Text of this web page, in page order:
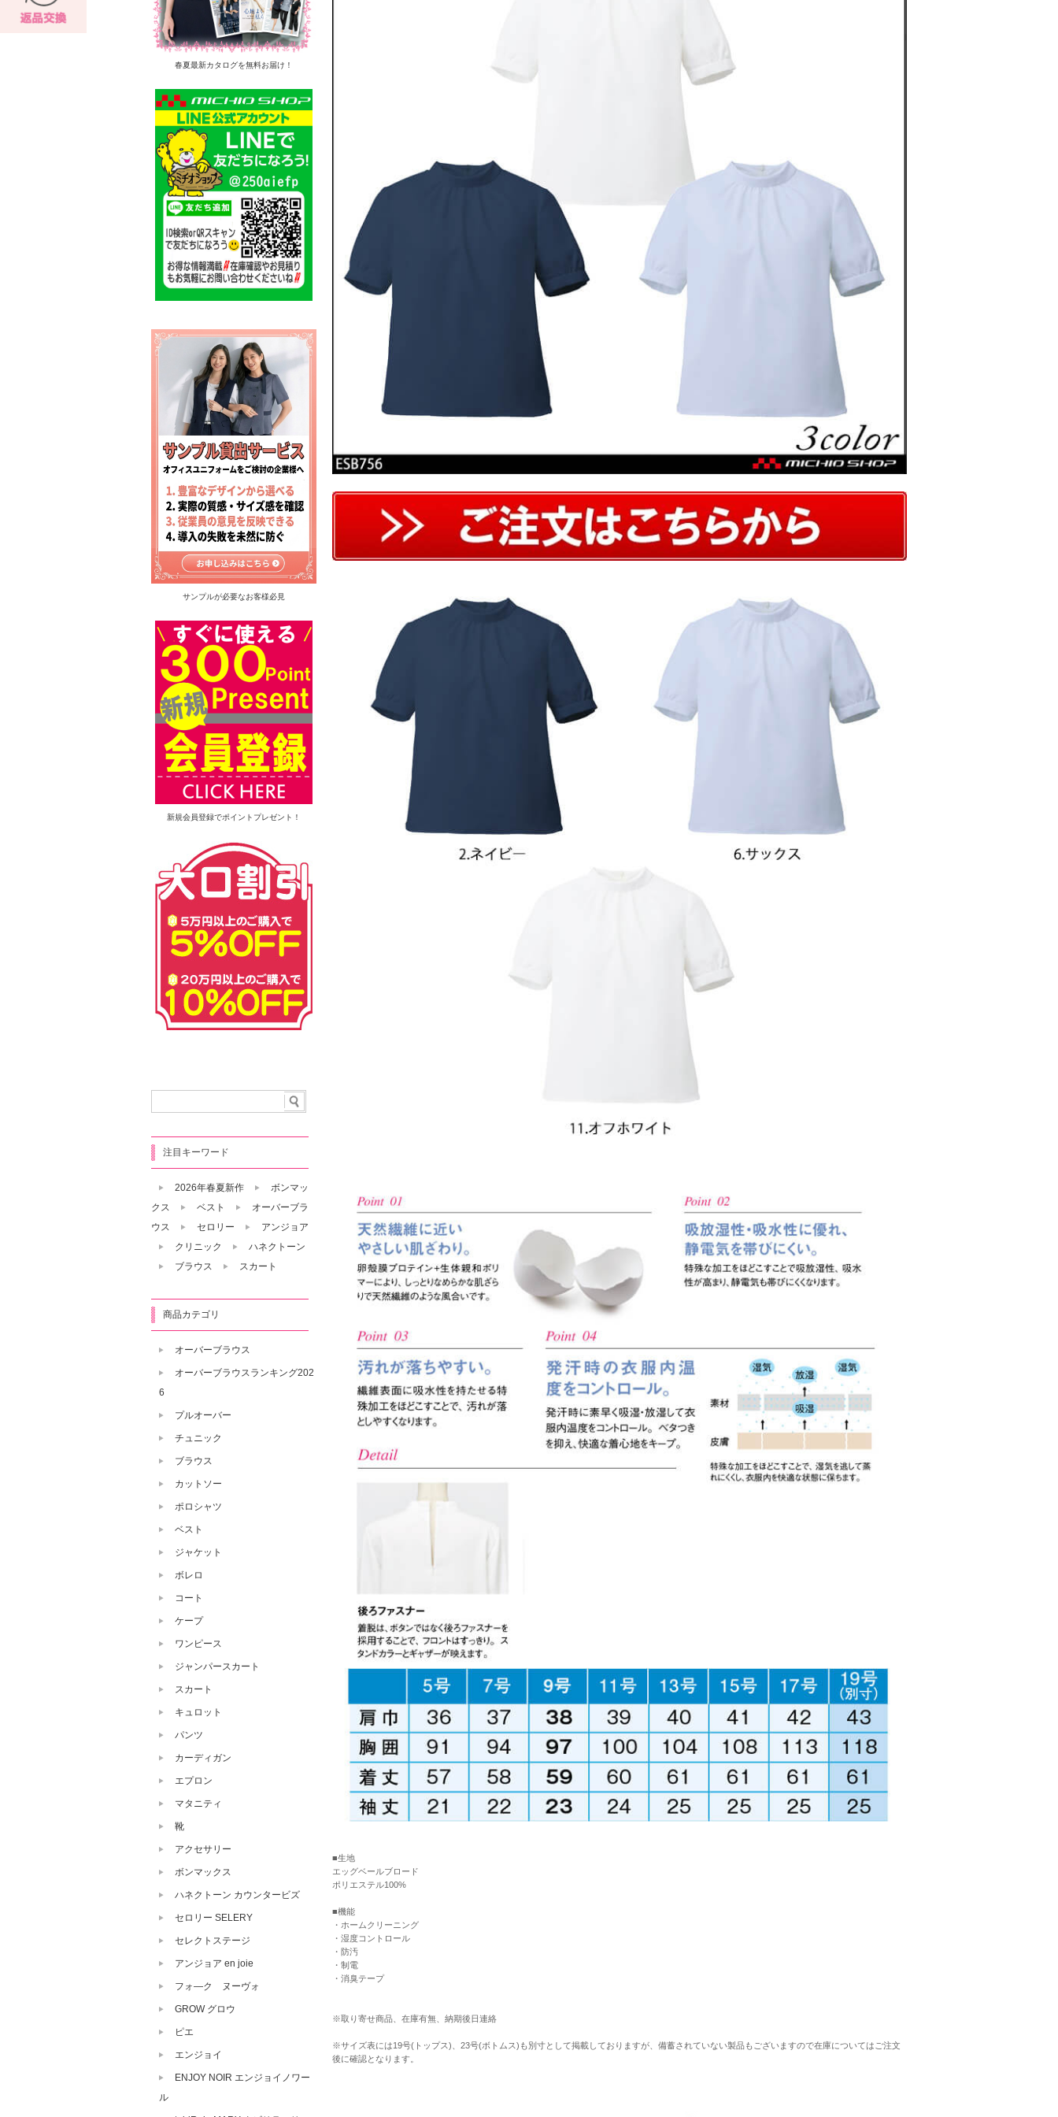
■生地
エッグベールブロード
ポリエステル100%
■機能
・ホームクリーニング
・湿度コントロール
・防汚
・制電
・消臭テープ
※取り寄せ商品、在庫有無、納期後日連絡
※サイズ表には19号(トップス)、23号(ボトムス)も別寸として掲載しておりますが、備蓄されていない製品もございますので在庫についてはご注文
後に確認となります。
春夏最新カタログを無料お届け！
サンプルが必要なお客様必見
新規会員登録でポイントプレゼント！
注目キーワード
2026年春夏新作
ボンマッ
クス
ベスト
オーバーブラ
ウス
セロリー
アンジョア
クリニック
ハネクトーン
ブラウス
スカート
商品カテゴリ
オーバーブラウス
オーバーブラウスランキング202
6
プルオーバー
チュニック
ブラウス
カットソー
ポロシャツ
ベスト
ジャケット
ボレロ
コート
ケープ
ワンピース
ジャンパースカート
スカート
キュロット
パンツ
カーディガン
エプロン
マタニティ
靴
アクセサリー
ボンマックス
ハネクトーン カウンタービズ
セロリー SELERY
セレクトステージ
アンジョア en joie
フォ―ク ヌーヴォ
GROW グロウ
ピエ
エンジョイ
ENJOY NOIR エンジョイノワー
ル